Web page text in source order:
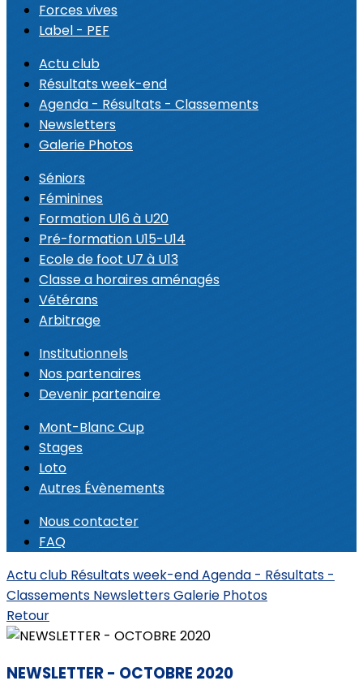
Forces vives
Label - PEF
Actu club
Résultats week-end
Agenda - Résultats - Classements
Newsletters
Galerie Photos
Séniors
Féminines
Formation U16 à U20
Pré-formation U15-U14
Ecole de foot U7 à U13
Classe a horaires aménagés
Vétérans
Arbitrage
Institutionnels
Nos partenaires
Devenir partenaire
Mont-Blanc Cup
Stages
Loto
Autres Évènements
Nous contacter
FAQ
Actu club Résultats week-endAgenda - Résultats -
Classements NewslettersGalerie Photos
Retour
NEWSLETTER - OCTOBRE 2020